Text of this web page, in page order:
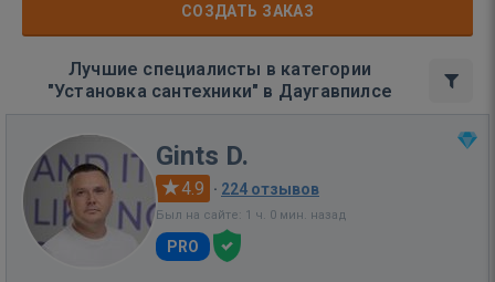
СОЗДАТЬ ЗАКАЗ
Лучшие специалисты в категории
"Установка сантехники" в Даугавпилсе
Gints D.
4.9 · 224 отзывов
Был на сайте: 1 ч. 0 мин. назад
PRO